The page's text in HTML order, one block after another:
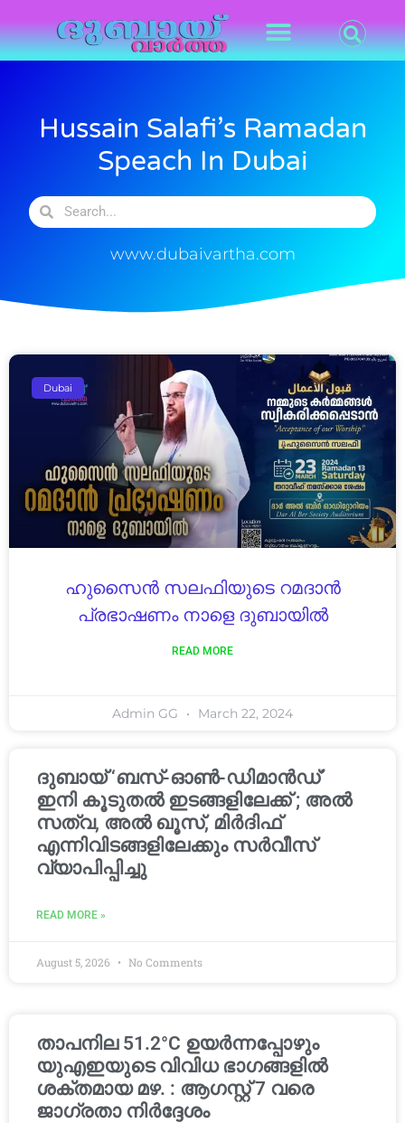
Hussain Salafi’s Ramadan
Speach In Dubai
www.dubaivartha.com
Dubai
ഹുസൈൻ സലഫിയുടെ റമദാൻ
പ്രഭാഷണം നാളെ ദുബായിൽ
READ MORE
Admin GG March 22, 2024
ദുബായ് ‘ബസ്-ഓൺ-ഡിമാൻഡ്’
ഇനി കൂടുതൽ ഇടങ്ങളിലേക്ക് ; അൽ
സത്വ, അൽ ഖൂസ്, മിർദിഫ്
എന്നിവിടങ്ങളിലേക്കും സർവീസ്
വ്യാപിപ്പിച്ചു
READ MORE »
August 5, 2026 No Comments
താപനില 51.2°C ഉയർന്നപ്പോഴും
യുഎഇയുടെ വിവിധ ഭാഗങ്ങളിൽ
ശക്തമായ മഴ. : ആഗസ്റ്റ് 7 വരെ
ജാഗ്രതാ നിർദ്ദേശം